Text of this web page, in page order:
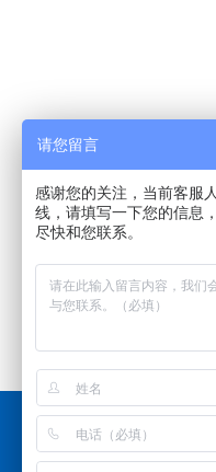
万荣甲醛治理
请您留言
感谢您的关注，当前客服
线，请填写一下您的信息
尽快和您联系。